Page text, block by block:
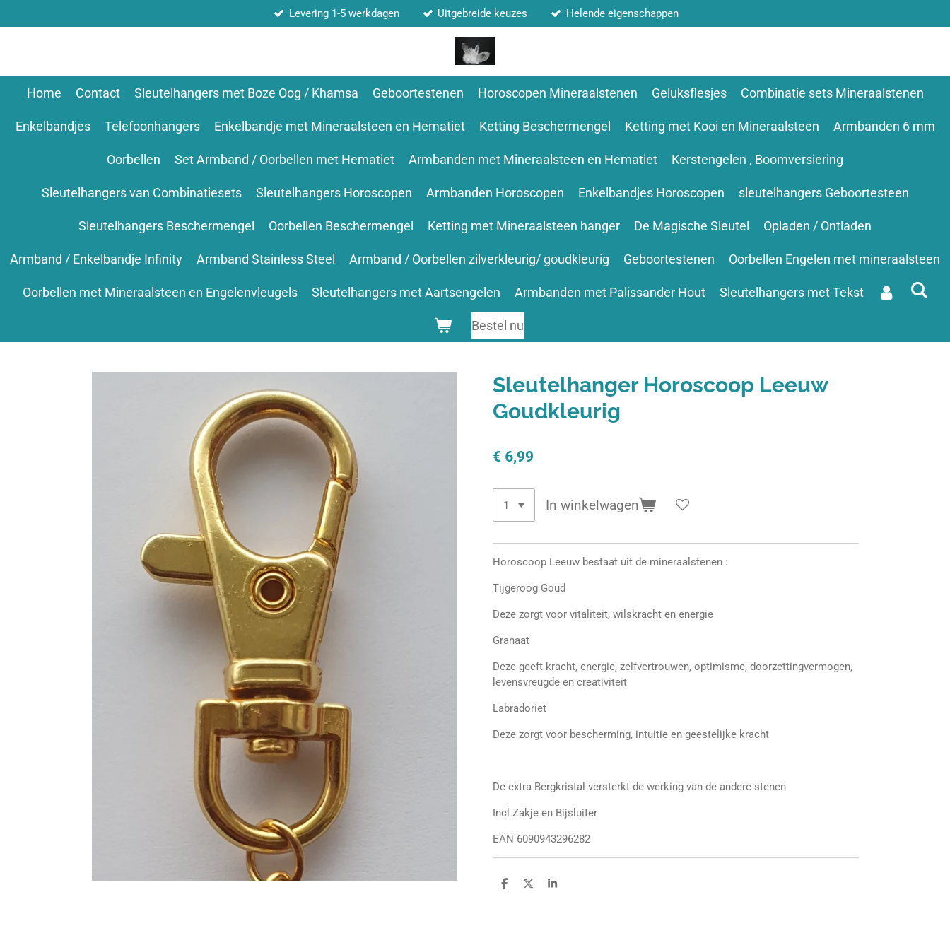
direct
hoofdinhoud
Levering 1-5 werkdagen Uitgebreide keuzes Helende eigenschappen
Home Contact Sleutelhangers met Boze Oog / Khamsa Geboortestenen Horoscopen Mineraalstenen Geluksflesjes Combinatie sets Mineraalstenen
Enkelbandjes Telefoonhangers Enkelbandje met Mineraalsteen en Hematiet Ketting Beschermengel Ketting met Kooi en Mineraalsteen Armbanden 6 mm
Oorbellen Set Armband / Oorbellen met Hematiet Armbanden met Mineraalsteen en Hematiet Kerstengelen , Boomversiering
Sleutelhangers van Combinatiesets Sleutelhangers Horoscopen Armbanden Horoscopen Enkelbandjes Horoscopen sleutelhangers Geboortesteen
Sleutelhangers Beschermengel Oorbellen Beschermengel Ketting met Mineraalsteen hanger De Magische Sleutel Opladen / Ontladen
Armband / Enkelbandje Infinity Armband Stainless Steel Armband / Oorbellen zilverkleurig/ goudkleurig Geboortestenen Oorbellen Engelen met mineraalsteen
Oorbellen met Mineraalsteen en Engelenvleugels Sleutelhangers met Aartsengelen Armbanden met Palissander Hout Sleutelhangers met Tekst
Bestel nu
Sleutelhanger Horoscoop Leeuw
Goudkleurig
€ 6,99
In winkelwagen
Horoscoop Leeuw bestaat uit de mineraalstenen :
Tijgeroog Goud
Deze zorgt voor vitaliteit, wilskracht en energie
Granaat
Deze geeft kracht, energie, zelfvertrouwen, optimisme, doorzettingvermogen,
levensvreugde en creativiteit
Labradoriet
Deze zorgt voor bescherming, intuitie en geestelijke kracht
De extra Bergkristal versterkt de werking van de andere stenen
Incl Zakje en Bijsluiter
EAN 6090943296282
D
D
S